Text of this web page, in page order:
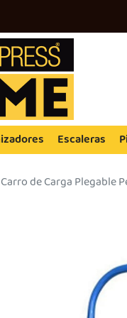
Escaleras
Carro de Carga Plegable